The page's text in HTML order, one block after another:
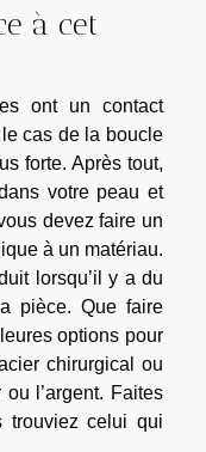
à cet
ont un contact
cas de la boucle
forte. Après tout,
votre peau et
devez faire un
à un matériau.
lorsqu’il y a du
pièce. Que faire
options pour
chirurgical ou
ou l’argent. Faites
trouviez celui qui